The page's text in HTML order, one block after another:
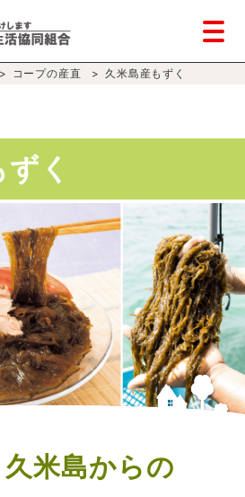
> コープの産直 > 久米島産もずく
く
米島からの